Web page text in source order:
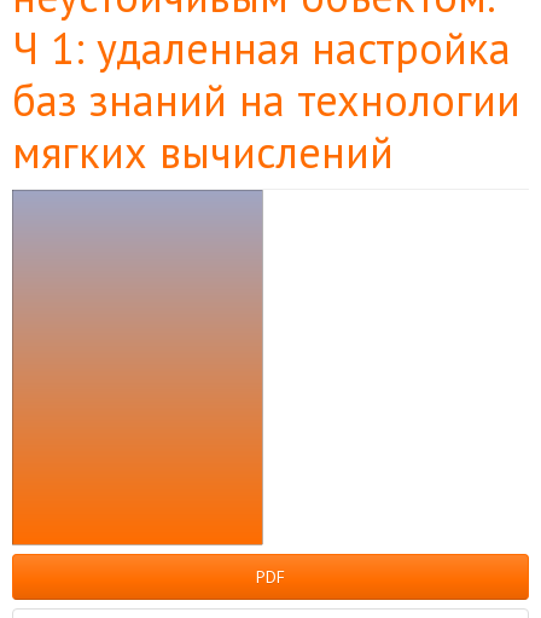
Ч 1: удаленная настройка
баз знаний на технологии
мягких вычислений
PDF